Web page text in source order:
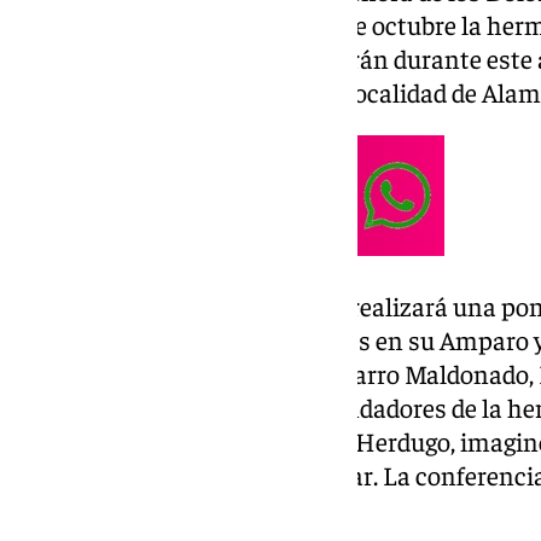
Misericordia. El pasado día 26 de octubre la
salida a los actos que se realizarán durante
torno a la figura de María en la localidad de
El próximo 22 de noviembre se realizará una
de Nuestra Señora de los Dolores en su
la participación de Manuel Navarro
y José Carlos Cervera López, fundadores de la
Mayores, y Antonio Jesús Dubé Herdugo,
Dubé de Luque, autor de la titular. La